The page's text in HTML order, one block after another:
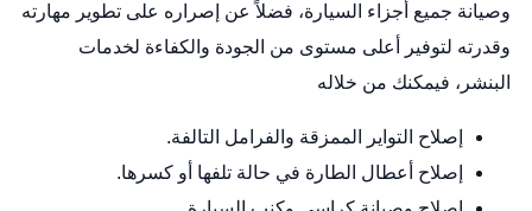
وصيانة جميع أجزاء السيارة، فضلاً عن إصراره على تطوير مهارته
وقدرته لتوفير أعلى مستوى من الجودة والكفاءة لخدمات
البنشر، فيمكنك من خلاله
إصلاح التواير الممزقة والفرامل التالفة.
إصلاح أعطال الطارة في حالة تلفها أو كسرها.